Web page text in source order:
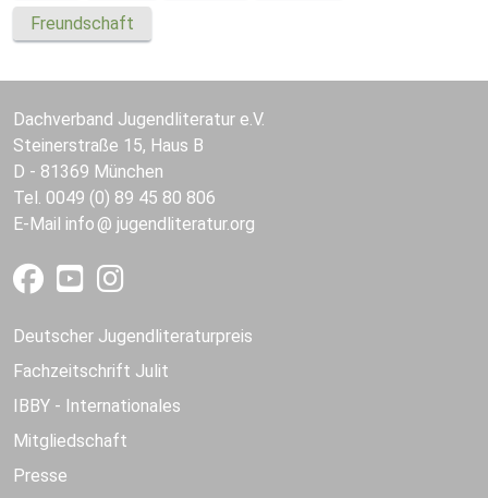
Freundschaft
Dachverband Jugendliteratur e.V.
Steinerstraße 15, Haus B
D - 81369 München
Tel. 0049 (0) 89 45 80 806
E-Mail info jugendliteratur.org
Deutscher Jugendliteraturpreis
Fachzeitschrift Julit
IBBY - Internationales
Mitgliedschaft
Presse